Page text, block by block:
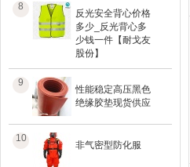
8
反光安全背心价格
多少_反光背心多
少钱一件【耐戈友
股份】
9
性能稳定高压黑色
绝缘胶垫现货供应
10
非气密型防化服